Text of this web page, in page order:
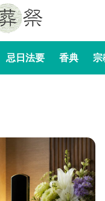
忌日法要 香典 宗
事情と後悔しない